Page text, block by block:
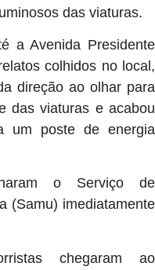
das viaturas.
a Avenida Presidente
colhidos no local,
direção ao olhar para
das viaturas e acabou
um poste de energia
o Serviço de
(Samu) imediatamente
chegaram ao